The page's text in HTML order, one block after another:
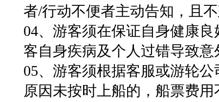
者/行动不便者主动告知，且
04、 游客须在保证自身健康
客自身疾病及个人过错导致
05、 游客须根据客服或游轮
原因未按时上船的，船票费